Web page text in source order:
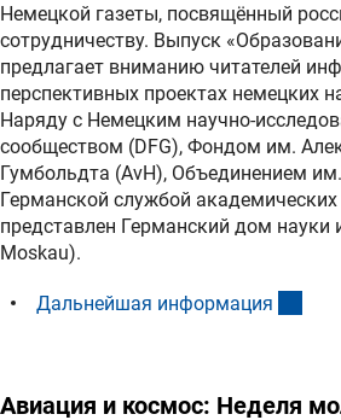
Немецкой газеты, посвящённый
сотрудничеству. Выпуск
предлагает вниманию читателей
перспективных проектах немецких
Наряду с Немецким научно-
сообществом (DFG), Фондом им.
Гумбольдта (AvH), Объединением
Германской службой
представлен Германский дом науки
Moskau).
Дальнейшая информация
Авиация и космос: Неделя